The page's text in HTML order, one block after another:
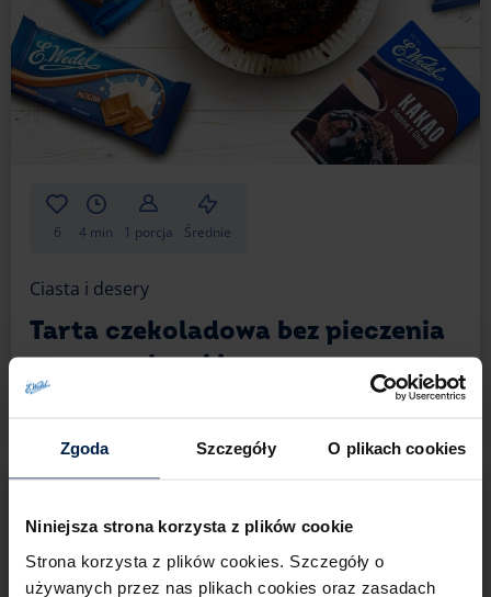
Zgoda Szczegóły O plikach cookies
Niniejsza strona korzysta z plików cookie
Strona korzysta z plików cookies. Szczegóły o
używanych przez nas plikach cookies oraz zasadach
6 4 min 1 porcja Średnie
Ciasta i desery
Tarta czekoladowa bez pieczenia
– z sezamkami i musem
jeżynowym